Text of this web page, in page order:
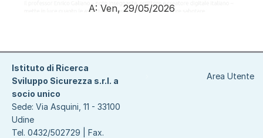
A: Ven, 29/05/2026
Area Utente
Istituto di Ricerca
Sviluppo Sicurezza s.r.l. a
socio unico
Sede: Via Asquini, 11 - 33100
Udine
Tel. 0432/502729 | Fax.